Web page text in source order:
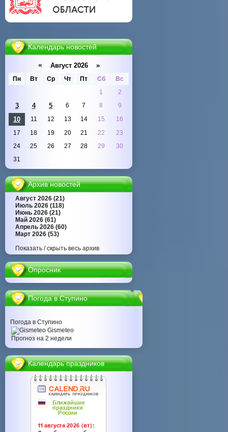
Календарь новостей
« Август 2026 »
Пн Вт Ср Чт Пт Сб
Вс
1
2
3 4 5 6 7 8 9
10 11 12 13 14 15
16
17
18 19 20 21 22
23
24
25 26 27 28 29
30
31
Архив новостей
Август 2026 (21)
Июль 2026 (118)
Июнь 2026 (21)
Май 2026 (61)
Апрель 2026 (60)
Март 2026 (53)
Показать / скрыть весь архив
Опросник
Погода в Ступино
Погода в Ступино
Gismeteo
Прогноз на 2 недели
Календарь праздников